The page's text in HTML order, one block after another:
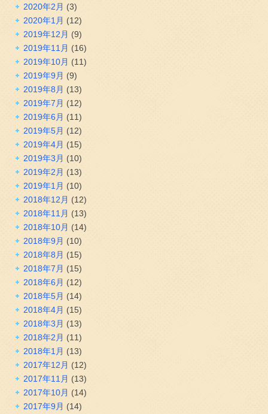
2020年2月 (3)
2020年1月 (12)
2019年12月 (9)
2019年11月 (16)
2019年10月 (11)
2019年9月 (9)
2019年8月 (13)
2019年7月 (12)
2019年6月 (11)
2019年5月 (12)
2019年4月 (15)
2019年3月 (10)
2019年2月 (13)
2019年1月 (10)
2018年12月 (12)
2018年11月 (13)
2018年10月 (14)
2018年9月 (10)
2018年8月 (15)
2018年7月 (15)
2018年6月 (12)
2018年5月 (14)
2018年4月 (15)
2018年3月 (13)
2018年2月 (11)
2018年1月 (13)
2017年12月 (12)
2017年11月 (13)
2017年10月 (14)
2017年9月 (14)